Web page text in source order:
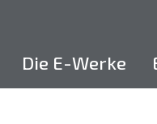
Die E-Werke